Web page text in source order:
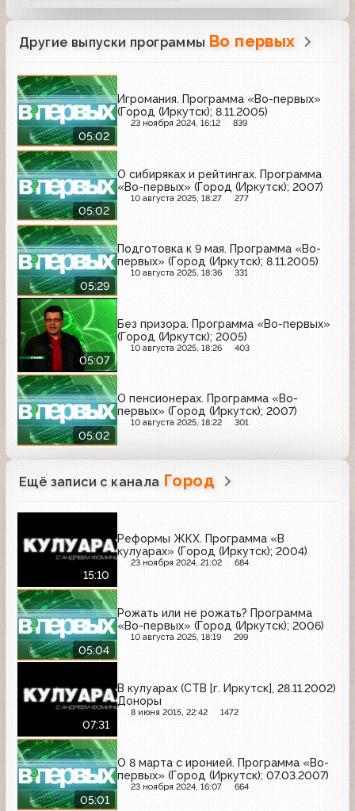
Другие выпуски программы Во первых
05:02
Игромания. Программа «Во-первых»
(Город (Иркутск); 8.11.2005)
23 ноября 2024, 16:12 839
05:02
О сибиряках и рейтингах. Программа
«Во-первых» (Город (Иркутск); 2007)
10 августа 2025, 18:27 277
05:29
Подготовка к 9 мая. Программа «Во-
первых» (Город (Иркутск); 8.11.2005)
10 августа 2025, 18:36 331
05:07
Без призора. Программа «Во-первых»
(Город (Иркутск); 2005)
10 августа 2025, 18:26 403
05:02
О пенсионерах. Программа «Во-
первых» (Город (Иркутск); 2007)
10 августа 2025, 18:22 301
Ещё записи с канала Город
15:10
Реформы ЖКХ. Программа «В
кулуарах» (Город (Иркутск); 2004)
23 ноября 2024, 21:02 684
05:04
Рожать или не рожать? Программа
«Во-первых» (Город (Иркутск); 2006)
10 августа 2025, 18:19 299
07:31
В кулуарах (СТВ [г. Иркутск], 28.11.2002)
Доноры
8 июня 2015, 22:42 1472
05:01
О 8 марта с иронией. Программа «Во-
первых» (Город (Иркутск); 07.03.2007)
23 ноября 2024, 16:07 664